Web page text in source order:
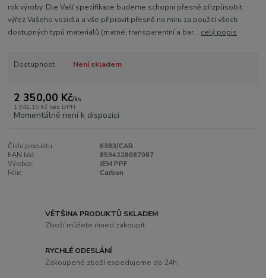
rok výroby. Dle Vaší specifikace budeme schopni přesně přizpůsobit
výřez Vašeho vozidla a vše připravit přesně na míru za použití všech
dostupných typů materiálů (matné, transparentní a bar... celý popis
Dostupnost Není skladem
2 350,00 Kč/ks
1 942,15 Kč bez DPH
Momentálně není k dispozici
Číslo produktu:
6383/CAR
EAN kód:
8594228087087
Výrobce:
JEM PPF
Fólie:
Carbon
VĚTŠINA PRODUKTŮ SKLADEM
Zboží můžete ihned zakoupit.
RYCHLÉ ODESLÁNÍ
Zakoupené zboží expedujeme do 24h.